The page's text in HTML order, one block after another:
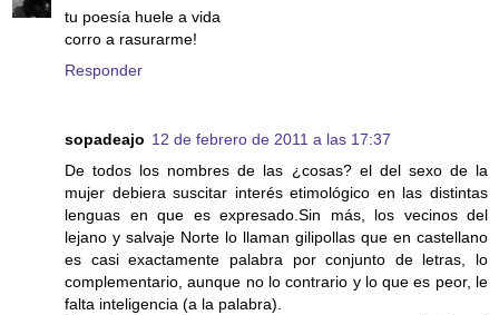
tu poesía huele a vida
corro a rasurarme!
Responder
sopadeajo 12 de febrero de 2011 a las 17:37
De todos los nombres de las ¿cosas? el del sexo de la
mujer debiera suscitar interés etimológico en las distintas
lenguas en que es expresado.Sin más, los vecinos del
lejano y salvaje Norte lo llaman gilipollas que en castellano
es casi exactamente palabra por conjunto de letras, lo
complementario, aunque no lo contrario y lo que es peor, le
falta inteligencia (a la palabra).